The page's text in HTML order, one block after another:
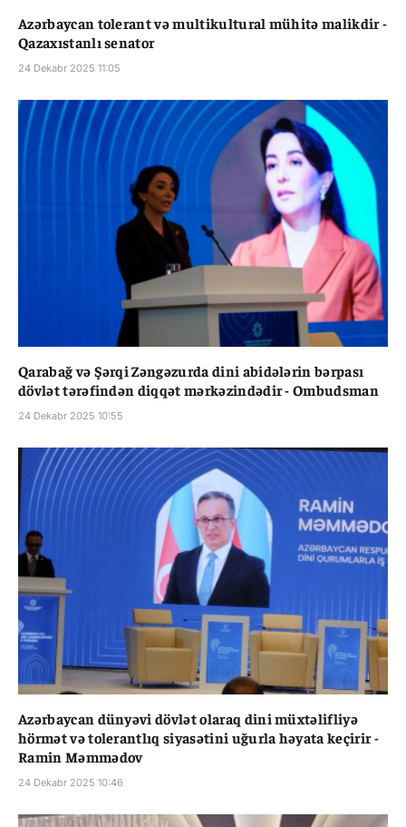
Azərbaycan tolerant və multikultural mühitə malikdir -
Qazaxıstanlı senator
24 Dekabr 2025 11:05
Qarabağ və Şərqi Zəngəzurda dini abidələrin bərpası
dövlət tərəfindən diqqət mərkəzindədir - Ombudsman
24 Dekabr 2025 10:55
Azərbaycan dünyəvi dövlət olaraq dini müxtəlifliyə
hörmət və tolerantlıq siyasətini uğurla həyata keçirir -
Ramin Məmmədov
24 Dekabr 2025 10:46